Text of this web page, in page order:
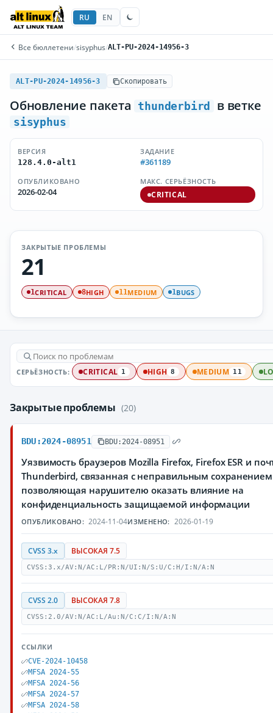
RU EN
Все бюллетени/sisyphus/ALT-PU-2024-14956-3
ALT-PU-2024-14956-3 Скопировать
Обновление пакета thunderbird в ветке
sisyphus
ВЕРСИЯ
128.4.0-alt1
ЗАДАНИЕ
#361189
ОПУБЛИКОВАНО
2026-02-04
МАКС. СЕРЬЁЗНОСТЬ
CRITICAL
ЗАКРЫТЫЕ ПРОБЛЕМЫ
21
1CRITICAL 8HIGH 11MEDIUM 1BUGS
СЕРЬЁЗНОСТЬ: CRITICAL 1 HIGH 8 MEDIUM 11
Закрытые проблемы (20)
BDU:2024-08951 BDU:2024-08951
Уязвимость браузеров Mozilla Firefox, Firefox ESR и
Thunderbird, связанная с неправильным
позволяющая нарушителю оказать влияние на
конфиденциальность защищаемой информации
ОПУБЛИКОВАНО: 2024-11-04ИЗМЕНЕНО: 2026-01-19
CVSS 3.x ВЫСОКАЯ 7.5
CVSS:3.x/AV:N/AC:L/PR:N/UI:N/S:U/C:H/I:N/A:N
CVSS 2.0 ВЫСОКАЯ 7.8
CVSS:2.0/AV:N/AC:L/Au:N/C:C/I:N/A:N
ССЫЛКИ
CVE-2024-10458
MFSA 2024-55
MFSA 2024-56
MFSA 2024-57
MFSA 2024-58